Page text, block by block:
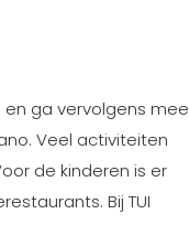
en ga vervolgens mee
Veel activiteiten
de kinderen is er
Bij TUI